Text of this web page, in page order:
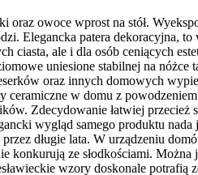
owoce wprost na stół.
Elegancka patera dekoracyjna,
ciasta, ale i dla osób ceniących
uniesione stabilnej na
oraz innych domowych
w domu z
Zdecydowanie łatwiej
wygląd samego produktu
długie lata. W urządzeniu
ze słodkościami.
wzory doskonale potrafią